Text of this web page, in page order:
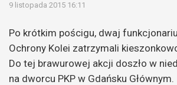
9 listopada 2015 16:11
Po krótkim pościgu, dwaj
Ochrony Kolei zatrzymali
Do tej brawurowej akcji doszło w
na dworcu PKP w Gdańsku Głównym.